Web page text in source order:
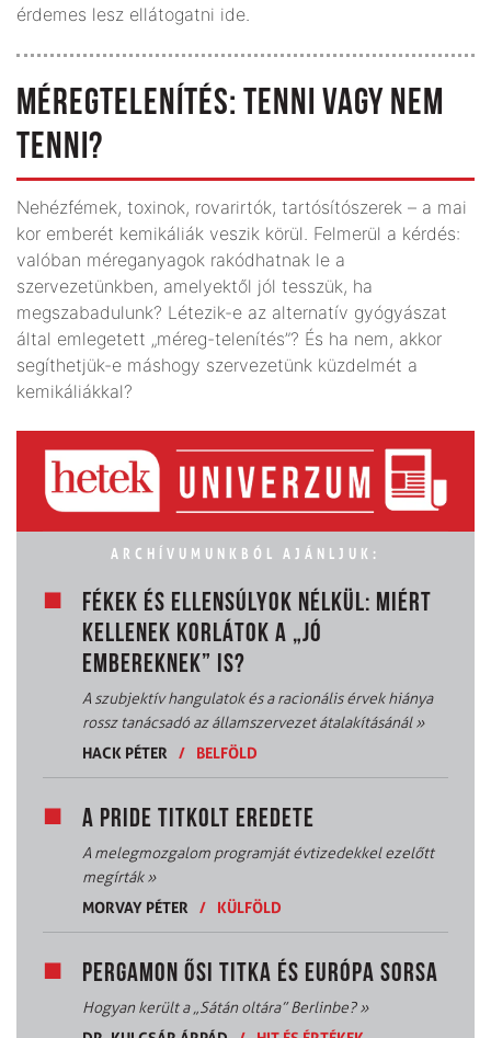
érdemes lesz ellátogatni ide.
MÉREGTELENÍTÉS: TENNI VAGY NEM
TENNI?
Nehézfémek, toxinok, rovarirtók, tartósítószerek – a mai
kor emberét kemikáliák veszik körül. Felmerül a kérdés:
valóban méreganyagok rakódhatnak le a
szervezetünkben, amelyektől jól tesszük, ha
megszabadulunk? Létezik-e az alternatív gyógyászat
által emlegetett „méreg-telenítés”? És ha nem, akkor
segíthetjük-e máshogy szervezetünk küzdelmét a
kemikáliákkal?
ARCHÍVUMUNKBÓL AJÁNLJUK:
FÉKEK ÉS ELLENSÚLYOK NÉLKÜL: MIÉRT
KELLENEK KORLÁTOK A „JÓ
EMBEREKNEK” IS?
A szubjektív hangulatok és a racionális érvek hiánya
rossz tanácsadó az államszervezet átalakításánál»
HACK PÉTER
/ BELFÖLD
A PRIDE TITKOLT EREDETE
A melegmozgalom programját évtizedekkel ezelőtt
megírták»
MORVAY PÉTER
/ KÜLFÖLD
PERGAMON ŐSI TITKA ÉS EURÓPA SORSA
Hogyan került a „Sátán oltára” Berlinbe?»